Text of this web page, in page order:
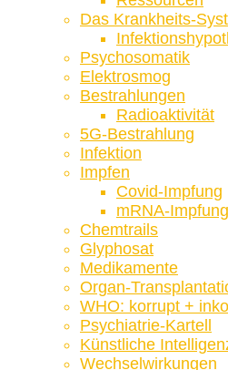
Das Krankheits-
Psychosomatik
Elektrosmog
Bestrahlungen
Radioaktivität
5G-Bestrahlung
Infektion
Impfen
Covid-Impfung
mRNA-Impfung
Chemtrails
Glyphosat
Medikamente
Organ-
WHO: korrupt +
Psychiatrie-Kartell
Künstliche
Wechselwirkungen